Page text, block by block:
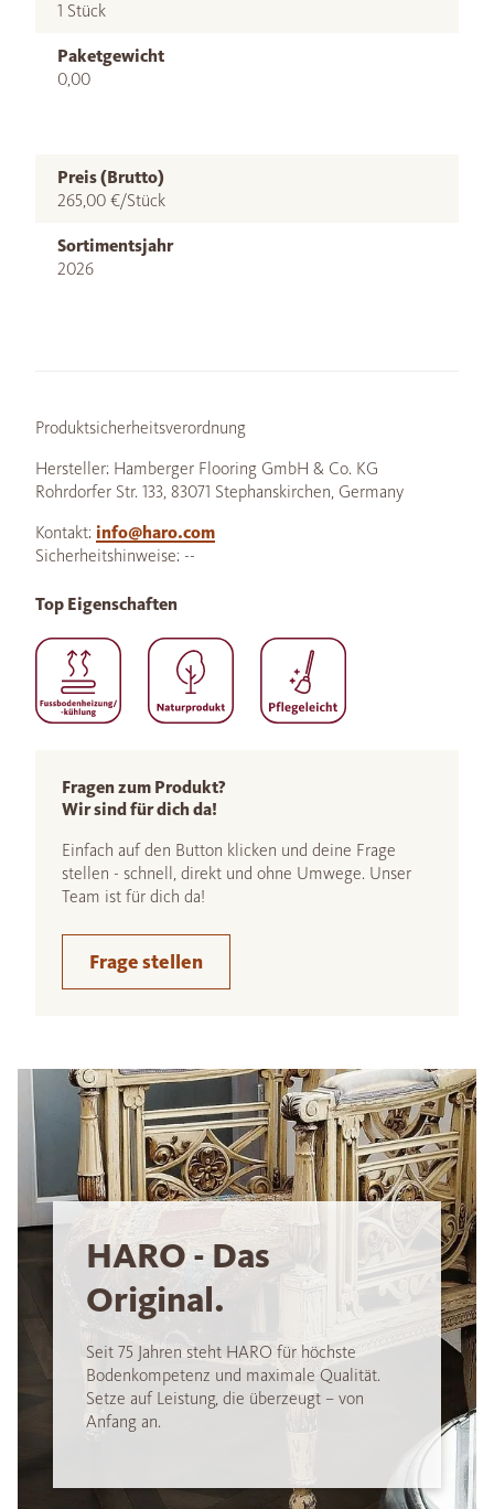
1 Stück
Paketgewicht
0,00
Preis (Brutto)
265,00 €/Stück
Sortimentsjahr
2026
Produktsicherheitsverordnung
Hersteller: Hamberger Flooring GmbH & Co. KG
Rohrdorfer Str. 133, 83071 Stephanskirchen, Germany
Kontakt: info@haro.com
Sicherheitshinweise: --
Fragen zum Produkt?
Wir sind für dich da!
Einfach auf den Button klicken und deine Frage
stellen - schnell, direkt und ohne Umwege. Unser
Team ist für dich da!
Frage stellen
Top Eigenschaften
HARO - Das
Original.
Seit 75 Jahren steht HARO für höchste
Bodenkompetenz und maximale Qualität.
Setze auf Leistung, die überzeugt – von
Anfang an.